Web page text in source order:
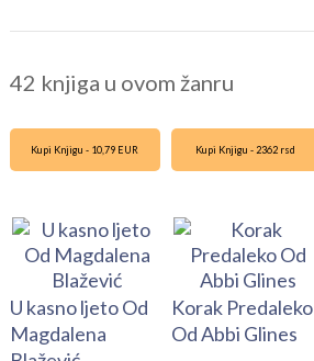
42 knjiga u ovom žanru
Kupi Knjigu - 10,79 EUR
U kasno ljeto Od
Magdalena
Kupi Knjigu - 2362 rsd
Korak Predaleko
Od Abbi Glines